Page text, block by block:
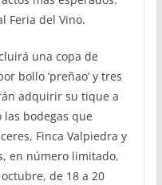
Feria del Vino.
una copa de
bollo ‘preñao’ y tres
adquirir su tique a
las bodegas que
Finca Valpiedra y
en número limitado,
de 18 a 20